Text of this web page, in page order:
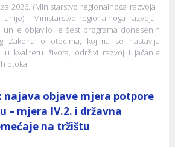
2026. (Ministarstvo regionalnoga razvoja i
unije) - Ministarstvo regionalnoga razvoja i
unije objavilo je šest programa donesenih
Zakona o otocima, kojima se nastavlja
u kvalitetu života, održivi razvoj i jačanje
otoka.
najava objave mjera potpore
– mjera IV.2. i državna
na tržištu